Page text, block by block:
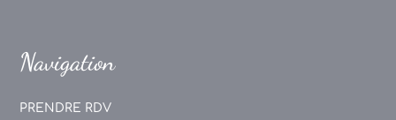
Navigation
PRENDRE RDV